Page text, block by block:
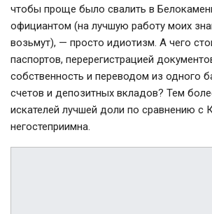
чтобы проще было свалить в
официантом (на лучшую работу моих
возьмут), — просто идиотизм. А чего
паспортов, перерегистрацией
собственность и переводом из одного
счетов и депозитных вкладов? Тем
искателей лучшей доли по сравнению с
негостеприимна.